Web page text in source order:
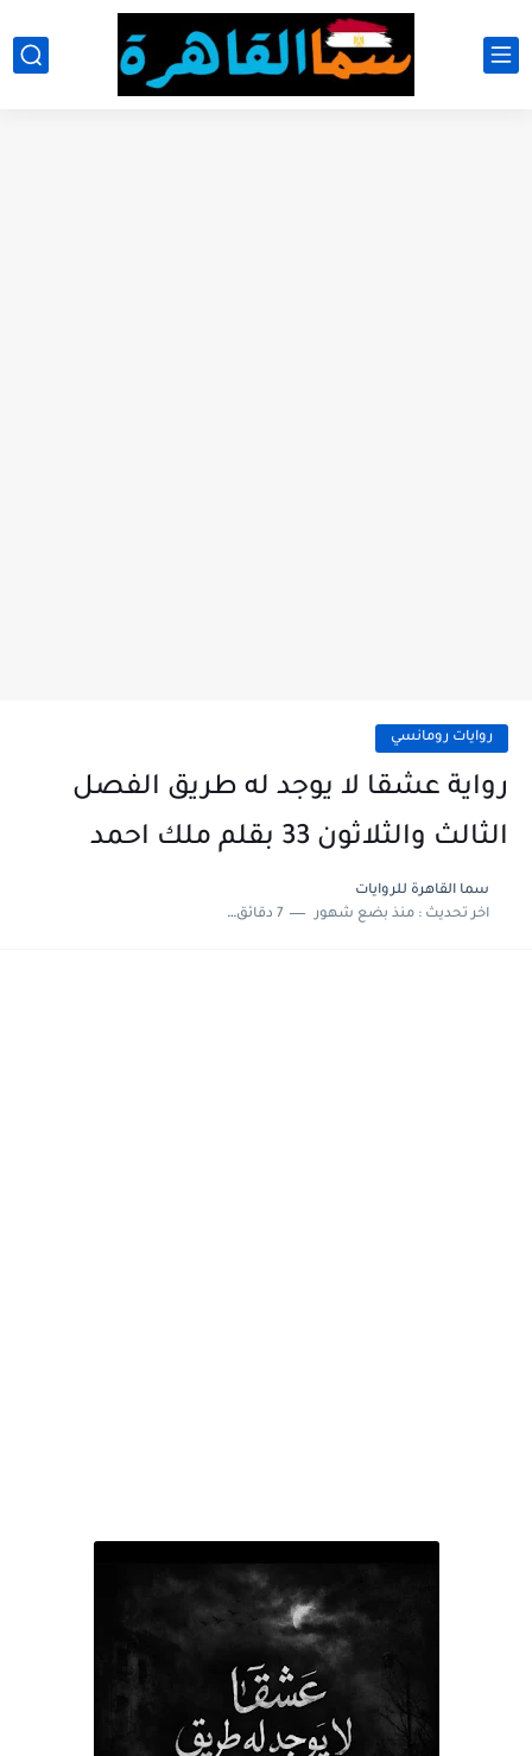
روايات رومانسي
رواية عشقا لا يوجد له طريق الفصل
الثالث والثلاثون 33 بقلم ملك احمد
سما القاهرة للروايات
اخر تحديث :منذ بضع شهور 7 دقائق للقراءة